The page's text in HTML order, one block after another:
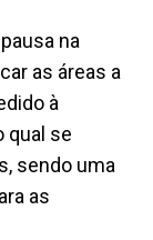
na
as áreas a
à
qual se
sendo uma
as